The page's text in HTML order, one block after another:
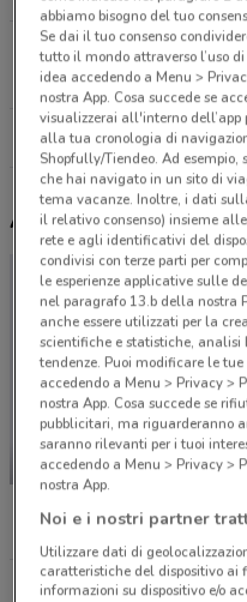
Via Xx Settembre
209 m
CHIUSO
Altri volantini nelle
NUOVO
abbiamo bisogno del tuo
Se dai il tuo consenso
tutto il mondo attraverso l’uso
idea accedendo a Menu >
nostra App. Cosa succede se
visualizzerai all'interno
alla tua cronologia di
Shopfully/Tiendeo. Ad
che hai navigato in un sito di
tema vacanze. Inoltre, i dati
il relativo consenso) insieme
rete e agli identificativi del
condivisi con terze parti per
le esperienze applicative sulle
nel paragrafo 13.b della nostra
anche essere utilizzati per la
scientifiche e statistiche,
tendenze. Puoi modificare le
accedendo a Menu > Privacy >
nostra App. Cosa succede se
pubblicitari, ma riguarderanno
saranno rilevanti per i tuoi
accedendo a Menu > Privacy >
nostra App.
Noi e i nostri partner
Utilizzare dati di
caratteristiche del dispositivo ai
informazioni su dispositivo e/o